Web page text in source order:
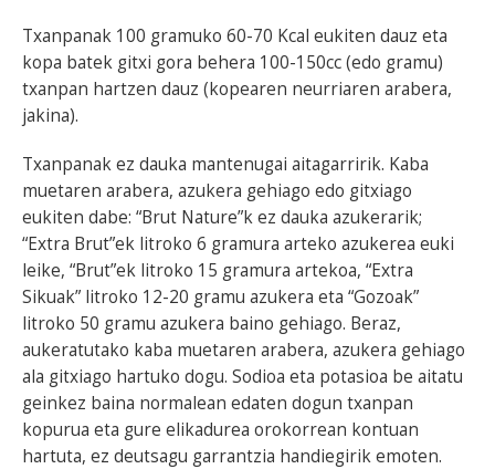
Txanpanak 100 gramuko 60-70 Kcal eukiten dauz eta
kopa batek gitxi gora behera 100-150cc (edo gramu)
txanpan hartzen dauz (kopearen neurriaren arabera,
jakina).
Txanpanak ez dauka mantenugai aitagarririk. Kaba
muetaren arabera, azukera gehiago edo gitxiago
eukiten dabe: “Brut Nature”k ez dauka azukerarik;
“Extra Brut”ek litroko 6 gramura arteko azukerea euki
leike, “Brut”ek litroko 15 gramura artekoa, “Extra
Sikuak” litroko 12-20 gramu azukera eta “Gozoak”
litroko 50 gramu azukera baino gehiago. Beraz,
aukeratutako kaba muetaren arabera, azukera gehiago
ala gitxiago hartuko dogu. Sodioa eta potasioa be aitatu
geinkez baina normalean edaten dogun txanpan
kopurua eta gure elikadurea orokorrean kontuan
hartuta, ez deutsagu garrantzia handiegirik emoten.